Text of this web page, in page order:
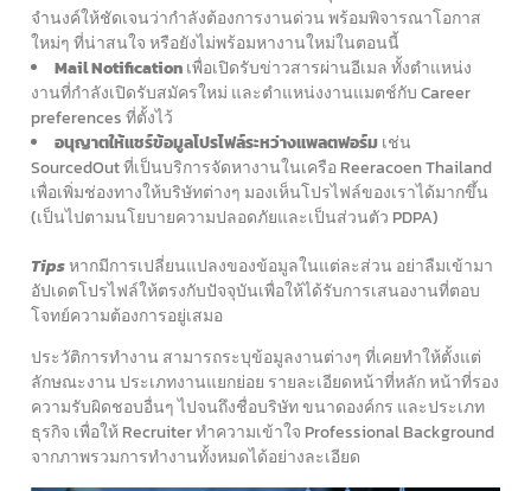
จำนงค์ให้ชัดเจนว่ากำลังต้องการงานด่วน พร้อมพิจารณาโอกาส
ใหม่ๆ ที่น่าสนใจ หรือยังไม่พร้อมหางานใหม่ในตอนนี้
Mail Notificationเพื่อเปิดรับข่าวสารผ่านอีเมล ทั้งตำแหน่ง
งานที่กำลังเปิดรับสมัครใหม่ และตำแหน่งงานแมตช์กับ Career
preferences ที่ตั้งไว้
อนุญาตให้แชร์ข้อมูลโปรไฟล์ระหว่างแพลตฟอร์มเช่น
SourcedOut ที่เป็นบริการจัดหางานในเครือ Reeracoen Thailand
เพื่อเพิ่มช่องทางให้บริษัทต่างๆ มองเห็นโปรไฟล์ของเราได้มากขึ้น
(เป็นไปตามนโยบายความปลอดภัยและเป็นส่วนตัว PDPA)
Tipsหากมีการเปลี่ยนแปลงของข้อมูลในแต่ละส่วน อย่าลืมเข้ามา
อัปเดตโปรไฟล์ให้ตรงกับปัจจุบันเพื่อให้ได้รับการเสนองานที่ตอบ
โจทย์ความต้องการอยู่เสมอ
ประวัติการทำงาน สามารถระบุข้อมูลงานต่างๆ ที่เคยทำให้ตั้งแต่
ลักษณะงาน ประเภทงานแยกย่อย รายละเอียดหน้าที่หลัก หน้าที่รอง
ความรับผิดชอบอื่นๆ ไปจนถึงชื่อบริษัท ขนาดองค์กร และประเภท
ธุรกิจ เพื่อให้ Recruiter ทำความเข้าใจ Professional Background
จากภาพรวมการทำงานทั้งหมดได้อย่างละเอียด